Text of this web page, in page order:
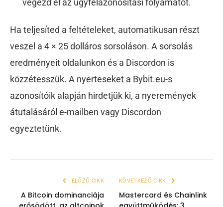
Ha teljesíted a feltételeket, automatikusan részt
veszel a 4 × 25 dolláros sorsoláson. A sorsolás
eredményeit oldalunkon és a Discordon is
közzétesszük. A nyerteseket a Bybit.eu-s
azonosítóik alapján hirdetjük ki, a nyeremények
átutalásáról e-mailben vagy Discordon
egyeztetünk.
ELŐZŐ CIKK
A Bitcoin dominanciája
KÖVETKEZŐ CIKK
Mastercard és Chainlink